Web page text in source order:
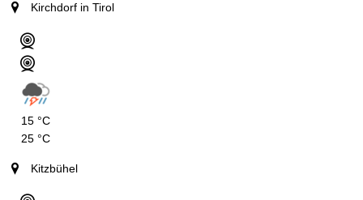
Kirchdorf in Tirol
15 °C
25 °C
Kitzbühel